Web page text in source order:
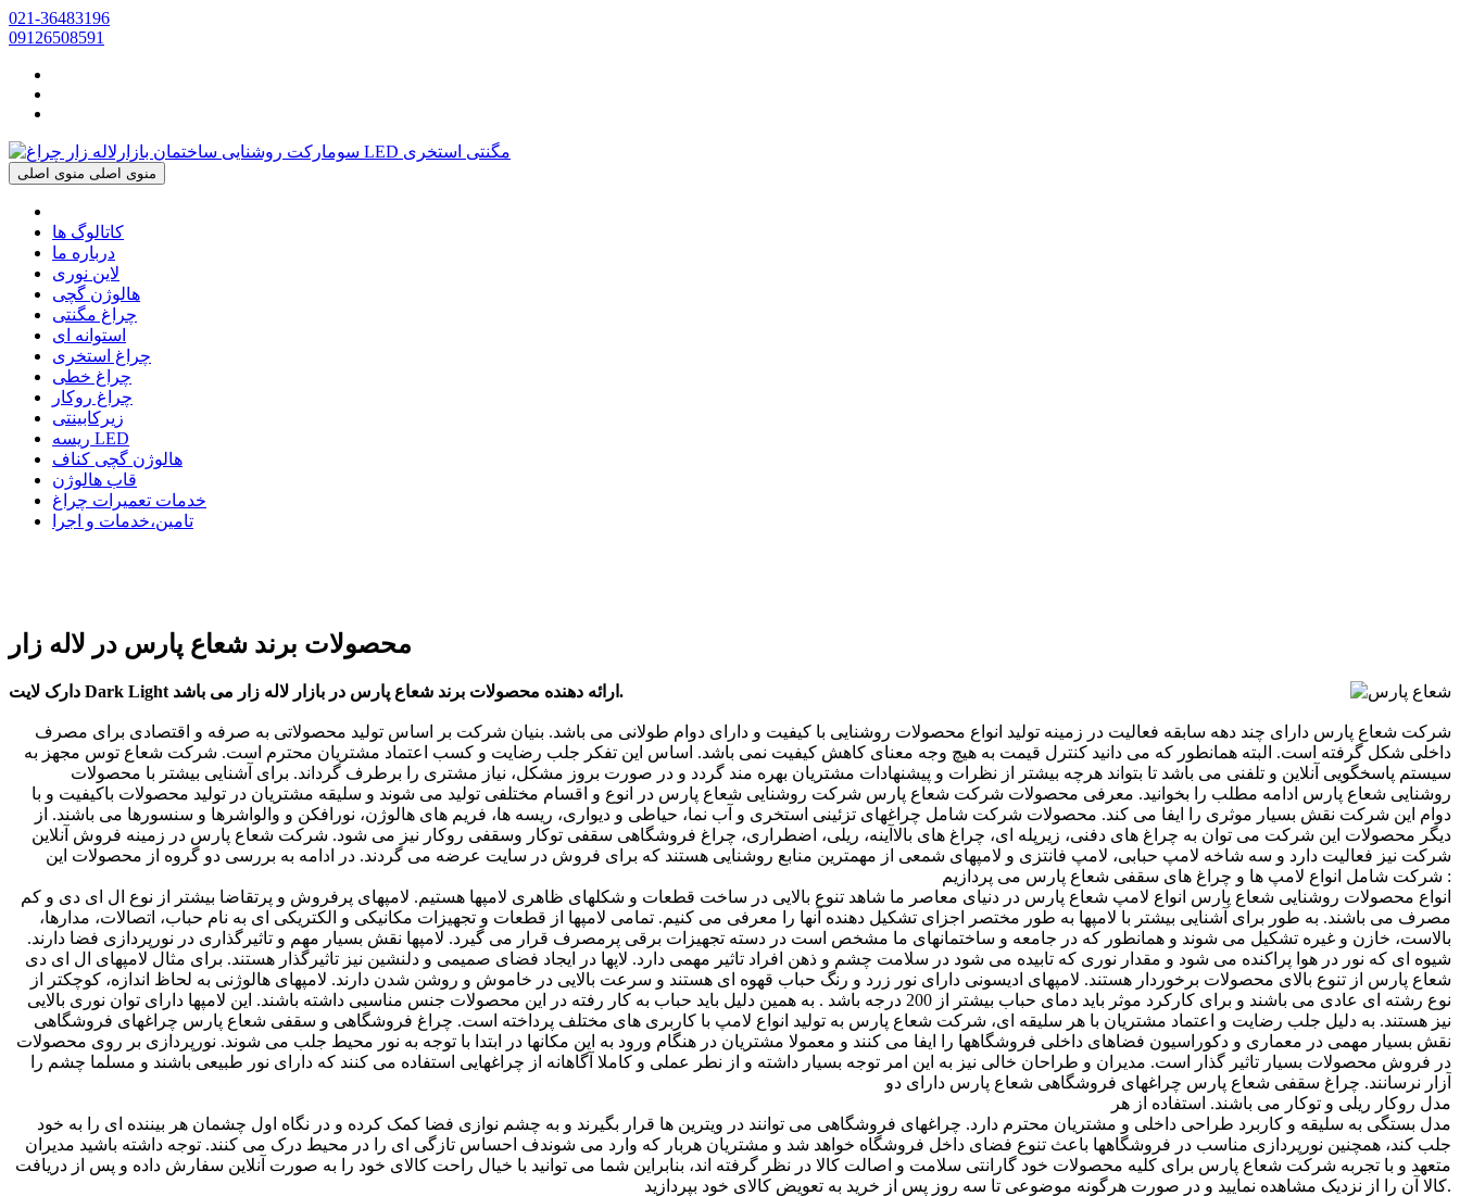
021-36483196
09126508591
منوی اصلی منوی اصلی
کاتالوگ ها
درباره ما
لاین نوری
هالوژن گچی
چراغ مگنتی
استوانه ای
چراغ استخری
چراغ خطی
چراغ روکار
زیرکابینتی
ریسه LED
هالوژن گچی کناف
قاب هالوژن
خدمات تعمیرات چراغ
تامین،خدمات و اجرا
محصولات برند شعاع پارس در لاله زار
دارک لایت Dark Light ارائه دهنده محصولات برند شعاع پارس در بازار لاله زار می باشد.
شرکت شعاع پارس دارای چند دهه سابقه فعالیت در زمینه تولید انواع محصولات روشنایی با کیفیت و دارای دوام طولانی می باشد. بنیان شرکت بر اساس تولید محصولاتی به صرفه و اقتصادی برای مصرف
داخلی شکل گرفته است. البته همانطور که می دانید کنترل قیمت به هیچ وجه معنای کاهش کیفیت نمی باشد. اساس این تفکر جلب رضایت و کسب اعتماد مشتریان محترم است. شرکت شعاع توس مجهز به
سیستم پاسخگویی آنلاین و تلفنی می باشد تا بتواند هرچه بیشتر از نظرات و پیشنهادات مشتریان بهره مند گردد و در صورت بروز مشکل، نیاز مشتری را برطرف گرداند. برای آشنایی بیشتر با محصولات
روشنایی شعاع پارس ادامه مطلب را بخوانید. معرفی محصولات شرکت شعاع پارس شرکت روشنایی شعاع پارس در انوع و اقسام مختلفی تولید می شوند و سلیقه مشتریان در تولید محصولات باکیفیت و با
دوام این شرکت نقش بسیار موثری را ایفا می کند. محصولات شرکت شامل چراغهای تزئینی استخری و آب نما، حیاطی و دیواری، ریسه ها، فریم های هالوژن، نورافکن و والواشرها و سنسورها می باشند. از
دیگر محصولات این شرکت می توان به چراغ های دفنی، زیرپله ای، چراغ های بالاآینه، ریلی، اضطراری، چراغ فروشگاهی سقفی توکار وسقفی روکار نیز می شود. شرکت شعاع پارس در زمینه فروش آنلاین
شرکت نیز فعالیت دارد و سه شاخه لامپ حبابی، لامپ فانتزی و لامپهای شمعی از مهمترین منابع روشنایی هستند که برای فروش در سایت عرضه می گردند. در ادامه به بررسی دو گروه از محصولات این
شرکت شامل انواع لامپ ها و چراغ های سقفی شعاع پارس می پردازیم :
انواع محصولات روشنایی شعاع پارس انواع لامپ شعاع پارس در دنیای معاصر ما شاهد تنوع بالایی در ساخت قطعات و شکلهای ظاهری لامپها هستیم. لامپهای پرفروش و پرتقاضا بیشتر از نوع ال ای دی و کم
مصرف می باشند. به طور برای آشنایی بیشتر با لامپها به طور مختصر اجزای تشکیل دهنده آنها را معرفی می کنیم. تمامی لامپها از قطعات و تجهیزات مکانیکی و الکتریکی ای به نام حباب، اتصالات، مدارها،
بالاست، خازن و غیره تشکیل می شوند و همانطور که در جامعه و ساختمانهای ما مشخص است در دسته تجهیزات برقی پرمصرف قرار می گیرد. لامپها نقش بسیار مهم و تاثیرگذاری در نورپردازی فضا دارند.
شیوه ای که نور در هوا پراکنده می شود و مقدار نوری که تابیده می شود در سلامت چشم و ذهن افراد تاثیر مهمی دارد. لاپها در ایجاد فضای صمیمی و دلنشین نیز تاثیرگذار هستند. برای مثال لامپهای ال ای دی
شعاع پارس از تنوع بالای محصولات برخوردار هستند. لامپهای ادیسونی دارای نور زرد و رنگ حباب قهوه ای هستند و سرعت بالایی در خاموش و روشن شدن دارند. لامپهای هالوژنی به لحاظ اندازه، کوچکتر از
نوع رشته ای عادی می باشند و برای کارکرد موثر باید دمای حباب بیشتر از 200 درجه باشد . به همین دلیل باید حباب به کار رفته در این محصولات جنس مناسبی داشته باشند. این لامپها دارای توان نوری بالایی
نیز هستند. به دلیل جلب رضایت و اعتماد مشتریان با هر سلیقه ای، شرکت شعاع پارس به تولید انواع لامپ با کاربری های مختلف پرداخته است. چراغ فروشگاهی و سقفی شعاع پارس چراغهای فروشگاهی
نقش بسیار مهمی در معماری و دکوراسیون فضاهای داخلی فروشگاهها را ایفا می کنند و معمولا مشتریان در هنگام ورود به این مکانها در ابتدا با توجه به نور محیط جلب می شوند. نورپردازی بر روی محصولات
در فروش محصولات بسیار تاثیر گذار است. مدیران و طراحان خالی نیز به این امر توجه بسیار داشته و از نطر عملی و کاملا آگاهانه از چراغهایی استفاده می کنند که دارای نور طبیعی باشند و مسلما چشم را
آزار نرسانند. چراغ سقفی شعاع پارس چراغهای فروشگاهی شعاع پارس دارای دو
مدل روکار ریلی و توکار می باشند. استفاده از هر
مدل بستگی به سلیقه و کاربرد طراحی داخلی و مشتریان محترم دارد. چراغهای فروشگاهی می توانند در ویترین ها قرار بگیرند و به چشم نوازی فضا کمک کرده و در نگاه اول چشمان هر بیننده ای را به خود
جلب کند، همچنین نورپردازی مناسب در فروشگاهها باعث تنوع فضای داخل فروشگاه خواهد شد و مشتریان هربار که وارد می شوندف احساس تازگی ای را در محیط درک می کنند. توجه داشته باشید مدیران
متعهد و با تجربه شرکت شعاع پارس برای کلیه محصولات خود گارانتی سلامت و اصالت کالا در نظر گرفته اند، بنابراین شما می توانید با خیال راحت کالای خود را به صورت آنلاین سفارش داده و پس از دریافت
کالا آن را از نزدیک مشاهده نمایید و در صورت هرگونه موضوعی تا سه روز پس از خرید به تعویض کالای خود بپردازید.